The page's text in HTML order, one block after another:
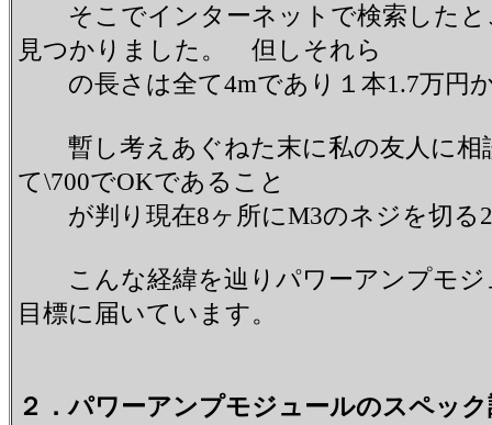
そこでインターネットで検索したと
見つかりました。 但しそれら
の長さは全て4mであり１本1.7万円
暫し考えあぐねた末に私の友人に相
て\700でOKであること
が判り現在8ヶ所にM3のネジを切る2
こんな経緯を辿りパワーアンプモジ
目標に届いています。
２．パワーアンプモジュールのスペッ